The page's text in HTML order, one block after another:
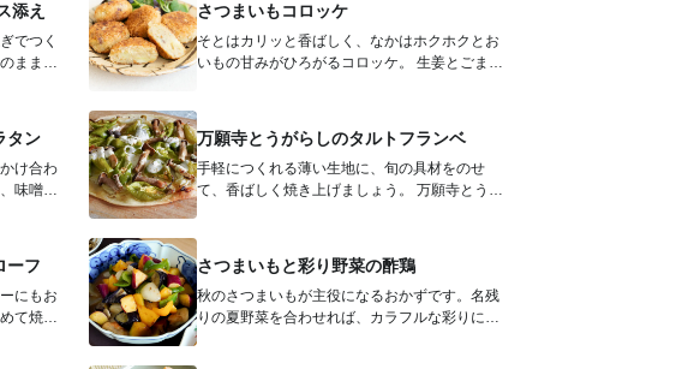
添え
でつく
まま生
さつまいもコロッケ
そとはカリッと香ばしく、なかはホクホクとお
いもの甘みがひろがるコロッケ。 生姜とごまの
タン
け合わ
味噌マ
万願寺とうがらしのタルトフランベ
手軽につくれる薄い生地に、旬の具材をのせ
て、香ばしく焼き上げましょう。 万願寺とうが
ーフ
にもお
て焼く
さつまいもと彩り野菜の酢鶏
秋のさつまいもが主役になるおかずです。名残
りの夏野菜を合わせれば、カラフルな彩りに。